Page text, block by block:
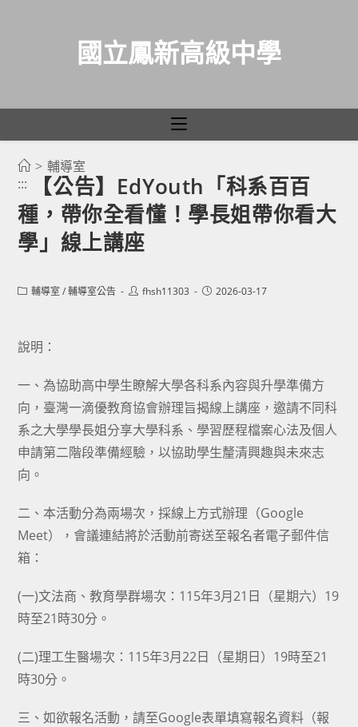
國立鳳新高級中學
> 輔導室
:::
【公告】EdYouth「科系百百
種，帶你全看懂！學長姐帶你看大
學」線上講座
Post輔導室 / 輔導室公告
Postfhsh11303
Post2026-03-17
說明：
一、為協助高中學生瞭解大學各科系內容與升學準備方
向，臺灣一滴優教育協會辦理旨揭線上講座，邀請不同科
系之大學學長姐分享大學科系、學習歷程檔案心法及個人
申請第二階段準備經驗，以協助學生釐清興趣與未來志
向。
二、本活動分為兩場次，採線上方式辦理（Google
Meet），會議連結將於活動前寄送至報名者電子郵件信
箱：
(一)文法商、教育學群場次：115年3月21日（星期六）19
時至21時30分。
(二)理工生醫場次：115年3月22日（星期日）19時至21
時30分。
三、如欲報名活動，請至Google表單填寫報名資料（報